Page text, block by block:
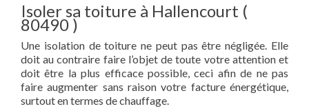
Isoler sa toiture à Hallencourt (
80490 )
Une isolation de toiture ne peut pas être négligée. Elle
doit au contraire faire l’objet de toute votre attention et
doit être la plus efficace possible, ceci afin de ne pas
faire augmenter sans raison votre facture énergétique,
surtout en termes de chauffage.